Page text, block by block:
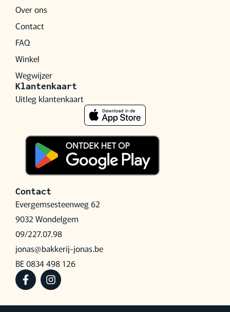
Over ons
Contact
FAQ
Winkel
Wegwijzer
Klantenkaart
Uitleg klantenkaart
Contact
Evergemsesteenweg 62
9032 Wondelgem
09/227.07.98
jonas@bakkerij-jonas.be
BE 0834 498 126